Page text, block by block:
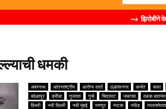
⇝ झिरोबीने केली
धमकी
अंबरनाथ आंतरराष्ट्रीय आरोग्य वार्ता उल्हासनगर कर्जत कला
कोल्हापूर
क्रीडा गुजरात गुन्हे चित्रपट जळगाव ठळक बातम्या
दिल्ली
नवी दिल्ली नवी मुंबई नागपूर नाटक नांदेड नालासोपारा